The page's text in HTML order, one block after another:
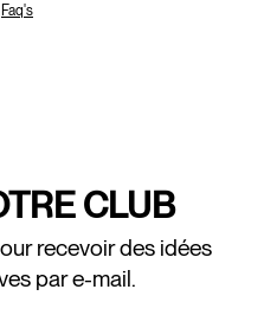
Faq's
CLUB
recevoir des idées
par e-mail.